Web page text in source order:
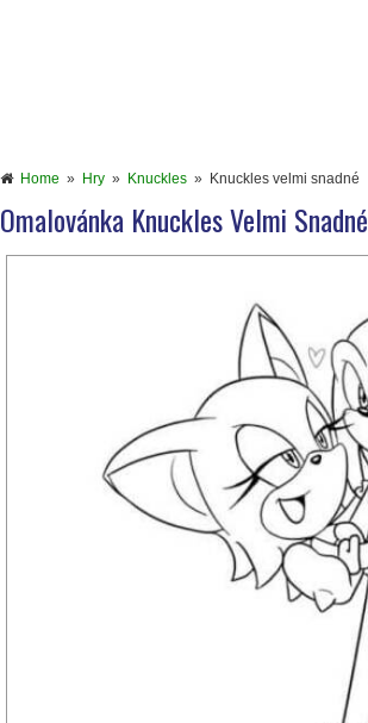
Home » Hry » Knuckles » Knuckles velmi snadné
Omalovánka Knuckles Velmi Snadné